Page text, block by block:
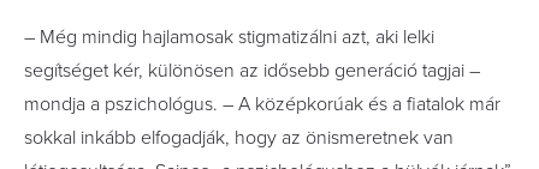
– Még mindig hajlamosak stigmatizálni azt, aki lelki
segítséget kér, különösen az idősebb generáció tagjai –
mondja a pszichológus. – A középkorúak és a fiatalok már
sokkal inkább elfogadják, hogy az önismeretnek van